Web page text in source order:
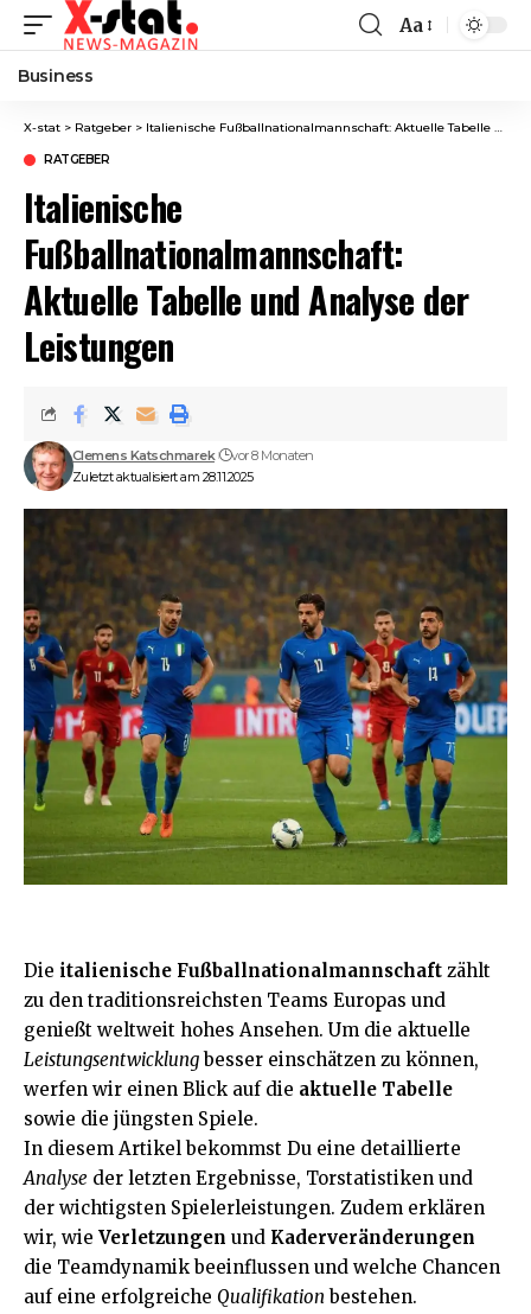
Font
Aa
Business
X-stat > Ratgeber > Italienische Fußballnationalmannschaft: Aktuelle Tabelle und Analyse der Leistungen
RATGEBER
Italienische
Fußballnationalmannschaft:
Aktuelle Tabelle und Analyse der
Leistungen
Zuletzt aktualisiert am 28.11.2025
Clemens Katschmarek vor 8 Monaten
Die italienische Fußballnationalmannschaft zählt
zu den traditionsreichsten Teams Europas und
genießt weltweit hohes Ansehen. Um die aktuelle
Leistungsentwicklung besser einschätzen zu können,
werfen wir einen Blick auf die aktuelle Tabelle
sowie die jüngsten Spiele.
In diesem Artikel bekommst Du eine detaillierte
Analyse der letzten Ergebnisse, Torstatistiken und
der wichtigsten Spielerleistungen. Zudem erklären
wir, wie Verletzungen und Kaderveränderungen
die Teamdynamik beeinflussen und welche Chancen
auf eine erfolgreiche Qualifikation bestehen.